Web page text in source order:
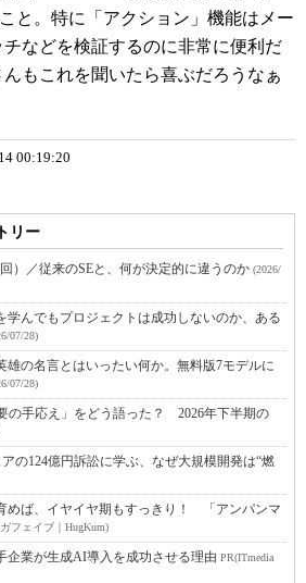
と。特に「アクション」機能はメー
などを検証するのに非常に便利だ
もこれを聞いたら喜ぶだろうなぁ
00:19:20
リー
）／従来のSEと、何が決定的に違うのか (2026/
学んでもプロジェクトは成功しないのか、ある
07/28)
雄の名言とはいったい何か。無料版7モデルに
07/28)
の手応え」をどう語った？ 2026年下半期の
の124億円訴訟に学ぶ、なぜ大規模開発は“燃
めば、イヤイヤ期もすっきり！ 「アンパンマ
フェイブ｜HugKum)
業が生成AI導入を成功させる理由 PR(ITmedia